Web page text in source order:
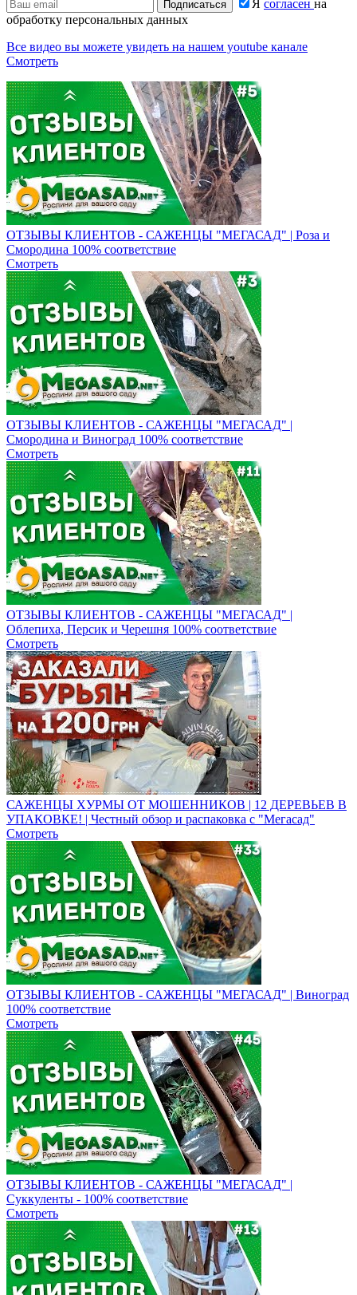
Подписаться Я согласен на
обработку персональных данных
Все видео вы можете увидеть на нашем youtube канале
Смотреть
ОТЗЫВЫ КЛИЕНТОВ - САЖЕНЦЫ "МЕГАСАД" | Роза и
Смородина 100% соответствие
Смотреть
ОТЗЫВЫ КЛИЕНТОВ - САЖЕНЦЫ "МЕГАСАД" |
Смородина и Виноград 100% соответствие
Смотреть
ОТЗЫВЫ КЛИЕНТОВ - САЖЕНЦЫ "МЕГАСАД" |
Облепиха, Персик и Черешня 100% соответствие
Смотреть
САЖЕНЦЫ ХУРМЫ ОТ МОШЕННИКОВ | 12 ДЕРЕВЬЕВ В
УПАКОВКЕ! | Честный обзор и распаковка с "Мегасад"
Смотреть
ОТЗЫВЫ КЛИЕНТОВ - САЖЕНЦЫ "МЕГАСАД" | Виноград
100% соответствие
Смотреть
ОТЗЫВЫ КЛИЕНТОВ - САЖЕНЦЫ "МЕГАСАД" |
Суккуленты - 100% соответствие
Смотреть